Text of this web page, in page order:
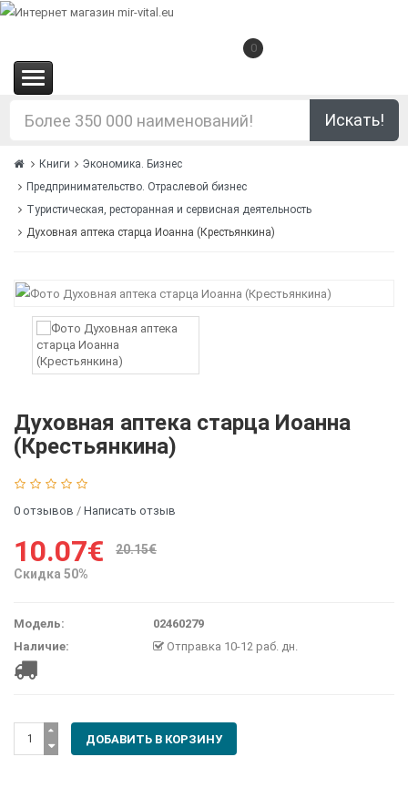
0
Искать!
Книги
Экономика. Бизнес
Предпринимательство. Отраслевой бизнес
Туристическая, ресторанная и сервисная деятельность
Духовная аптека старца Иоанна (Крестьянкина)
Духовная аптека старца Иоанна
(Крестьянкина)
0 отзывов / Написать отзыв
10.07€
20.15€
Скидка 50%
Модель:
02460279
Наличие:
Отправка 10-12 раб. дн.